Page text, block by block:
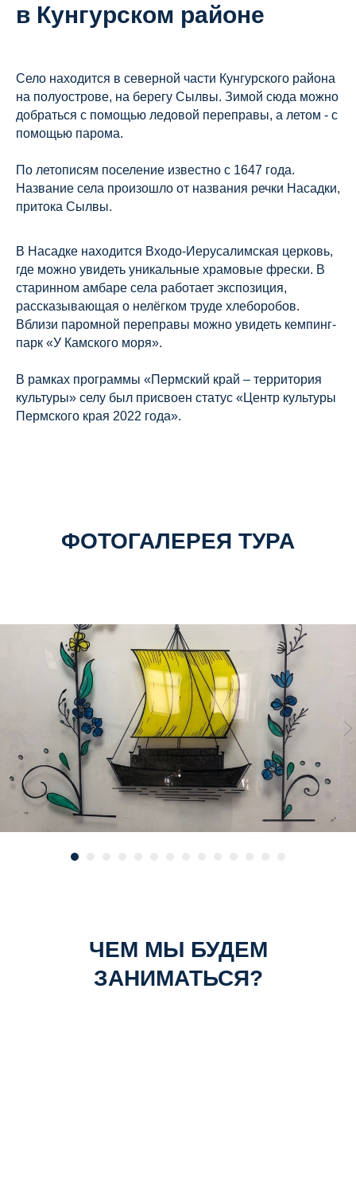
в Кунгурском районе
Село находится в северной части Кунгурского района
на полуострове, на берегу Сылвы. Зимой сюда можно
добраться с помощью ледовой переправы, а летом - с
помощью парома.
По летописям поселение известно с 1647 года.
Название села произошло от названия речки Насадки,
притока Сылвы.
В Насадке находится Входо-Иерусалимская церковь,
где можно увидеть уникальные храмовые фрески. В
старинном амбаре села работает экспозиция,
рассказывающая о нелёгком труде хлеборобов.
Вблизи паромной переправы можно увидеть кемпинг-
парк «У Камского моря».
В рамках программы «Пермский край – территория
культуры» селу был присвоен статус «Центр культуры
Пермского края 2022 года».
ФОТОГАЛЕРЕЯ ТУРА
ЧЕМ МЫ БУДЕМ
ЗАНИМАТЬСЯ?